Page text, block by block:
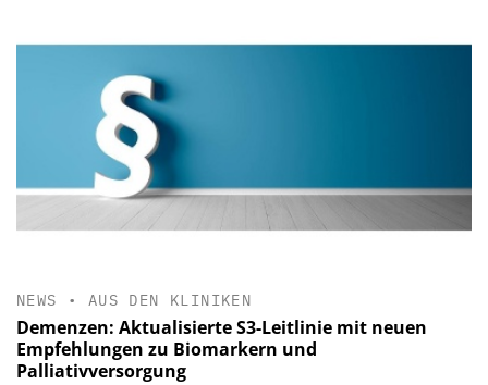
NEWS • AUS DEN KLINIKEN
Demenzen: Aktualisierte S3-Leitlinie mit neuen
Empfehlungen zu Biomarkern und
Palliativversorgung